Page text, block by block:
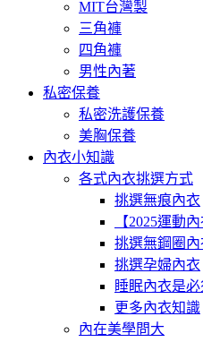
MIT台灣製
三角褲
四角褲
男性內著
私密保養
私密洗護保養
美胸保養
內衣小知識
各式內衣挑選方式
挑選無痕內衣
【2025運動
挑選無鋼圈內
挑選孕婦內衣
睡眠內衣是必
更多內衣知識
內在美學問大